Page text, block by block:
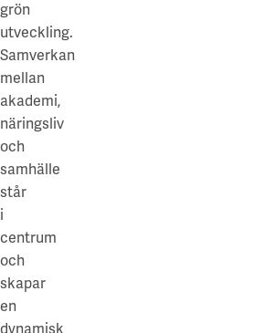
grön
utveckling.
Samverkan
mellan
akademi,
näringsliv
och
samhälle
står
i
centrum
och
skapar
en